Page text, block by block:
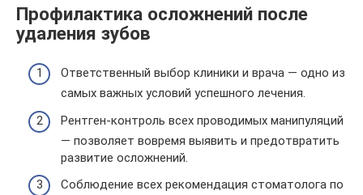
Профилактика осложнений после
удаления зубов
Ответственный выбор клиники и врача — одно из
самых важных условий успешного лечения.
Рентген-контроль всех проводимых манипуляций
— позволяет вовремя выявить и предотвратить
развитие осложнений.
Соблюдение всех рекомендация стоматолога по